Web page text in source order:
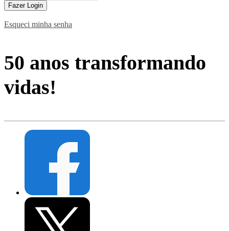
Fazer Login
Esqueci minha senha
50 anos transformando
vidas!